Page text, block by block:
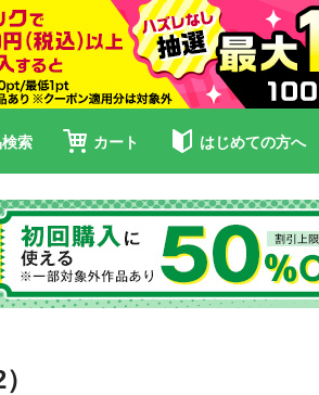
索 カート はじめての方へ